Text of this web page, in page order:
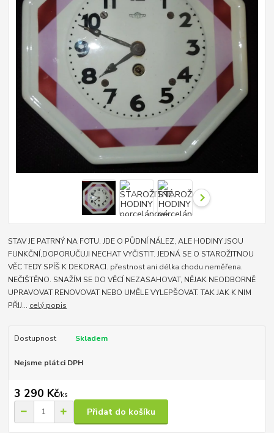
STAV JE PATRNÝ NA FOTU. JDE O PŮDNÍ NÁLEZ, ALE HODINY JSOU
FUNKČNÍ,DOPORUČUJI NECHAT VYČISTIT. JEDNÁ SE O STAROŽITNOU
VĚC TEDY SPÍŠ K DEKORACI. přestnost ani délka chodu neměřena.
NEČIŠTĚNO. SNAŽÍM SE DO VĚCÍ NEZASAHOVAT, NĚJAK NEODBORNĚ
UPRAVOVAT RENOVOVAT NEBO UMĚLE VYLEPŠOVAT. TAK JAK K NIM
PŘIJ... celý popis
Dostupnost Skladem
Nejsme plátci DPH
3 290 Kč/ks
Přidat do košíku